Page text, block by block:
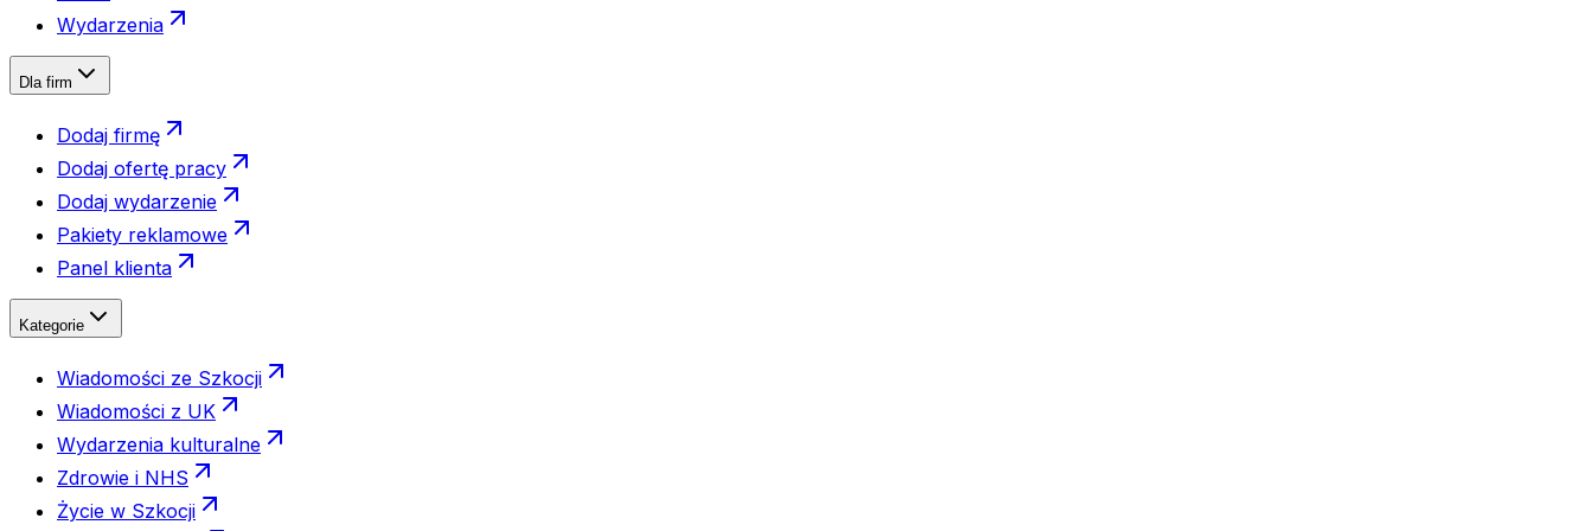
Wydarzenia
Dla firm
Dodaj firmę
Dodaj ofertę pracy
Dodaj wydarzenie
Pakiety reklamowe
Panel klienta
Kategorie
Wiadomości ze Szkocji
Wiadomości z UK
Wydarzenia kulturalne
Zdrowie i NHS
Życie w Szkocji